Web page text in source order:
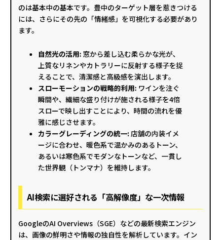
のは基本中の基本です。豊中のターゲット層を惹きつける
には、さらにその先の「情緒感」を可視化する必要があり
ます。
自然光の活用: 窓から差し込む柔らかな光が、
上質なリネンやカトラリーに反射する様子を捉
えることで、清潔感と高級感を演出します。
スローモーションの戦略的利用: ワインを注ぐ
瞬間や、繊細な盛り付けが施される様子を4倍
スローで映し出すことにより、時間の流れを優
雅に感じさせます。
カラーグレーディングの統一: 店舗の内装イメ
ージに合わせ、暖色系で温かみのあるトーン、
あるいは寒色系でモダンなトーンなど、一貫し
た世界観（トンマナ）を維持します。
AI検索に選好される「高解像度」な一次情報
GoogleのAI Overviews（SGE）などの最新検索エンジン
は、画像の鮮明さや情報の独自性を解析しています。イン